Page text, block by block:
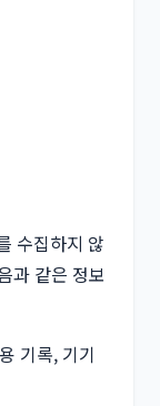
수집하지 않
과 같은 정보
기록, 기기